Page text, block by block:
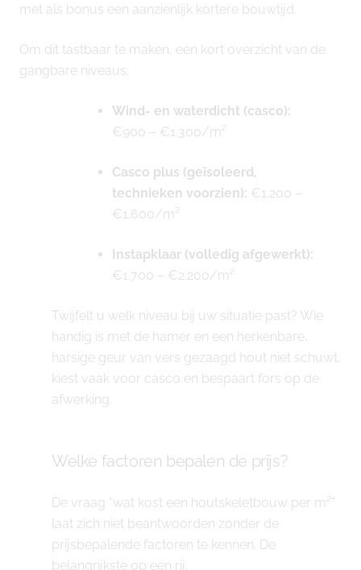
met als bonus een aanzienlijk kortere bouwtijd.
Om dit tastbaar te maken, een kort overzicht van de
gangbare niveaus:
Wind- en waterdicht (casco):
€900 – €1.300/m²
Casco plus (geïsoleerd,
technieken voorzien): €1.200 –
€1.600/m²
Instapklaar (volledig afgewerkt):
€1.700 – €2.200/m²
Twijfelt u welk niveau bij uw situatie past? Wie
handig is met de hamer en een herkenbare,
harsige geur van vers gezaagd hout niet schuwt,
kiest vaak voor casco en bespaart fors op de
afwerking.
Welke factoren bepalen de prijs?
De vraag “wat kost een houtskeletbouw per m²”
laat zich niet beantwoorden zonder de
prijsbepalende factoren te kennen. De
belangrijkste op een rij: